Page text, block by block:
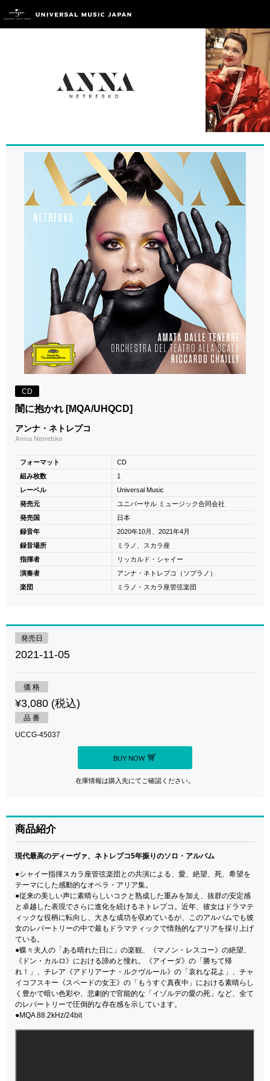
CD
闇に抱かれ [MQA/UHQCD]
アンナ・ネトレプコ
Anna Netrebko
フォーマット
CD
組み枚数
1
レーベル
Universal Music
発売元
ユニバーサル ミュージック合同会社
発売国
日本
録音年
2020年10月、2021年4月
録音場所
ミラノ、スカラ座
指揮者
リッカルド・シャイー
演奏者
アンナ・ネトレプコ（ソプラノ）
楽団
ミラノ・スカラ座管弦楽団
発売日
2021-11-05
価 格
¥3,080 (税込)
品 番
UCCG-45037
BUY NOW
在庫情報は購入先にてご確認ください。
商品紹介
現代最高のディーヴァ、ネトレプコ5年振りのソロ・アルバム
●シャイー指揮スカラ座管弦楽団との共演による、愛、絶望、死、希望を
テーマにした感動的なオペラ・アリア集。
●従来の美しい声に素晴らしいコクと熟成した重みを加え、抜群の安定感
と卓越した表現でさらに進化を続けるネトレプコ。近年、彼女はドラマテ
ィックな役柄に転向し、大きな成功を収めているが、このアルバムでも彼
女のレパートリーの中で最もドラマティックで情熱的なアリアを採り上げ
ている。
●蝶々夫人の「ある晴れた日に」の楽観、《マノン・レスコー》の絶望、
《ドン・カルロ》における諦めと憧れ。《アイーダ》の「勝ちて帰
れ！」、チレア《アドリアーナ・ルクヴルール》の「哀れな花よ」、チャ
イコフスキー《スペードの女王》の「もうすぐ真夜中」における素晴らし
く豊かで暗い色彩や、悲劇的で官能的な「イゾルデの愛の死」など、全て
のレパートリーで圧倒的な存在感を示しています。
●MQA 88.2kHz/24bit